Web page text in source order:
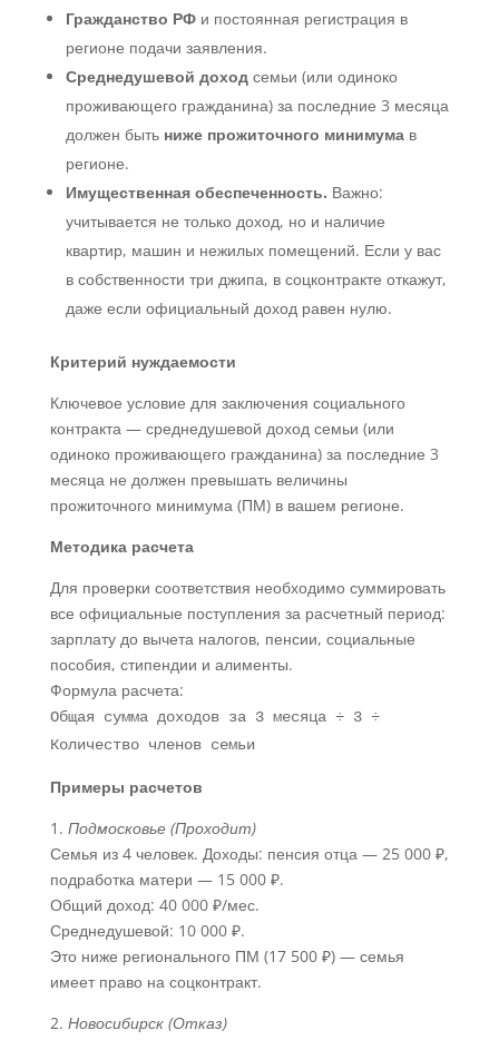
Гражданство РФи постоянная регистрация в
регионе подачи заявления.
Среднедушевой доходсемьи (или одиноко
проживающего гражданина) за последние 3 месяца
должен быть ниже прожиточного минимумав
регионе.
Имущественная обеспеченность. Важно:
учитывается не только доход, но и наличие
квартир, машин и нежилых помещений. Если у вас
в собственности три джипа, в соцконтракте откажут,
даже если официальный доход равен нулю.
Критерий нуждаемости
Ключевое условие для заключения социального
контракта — среднедушевой доход семьи (или
одиноко проживающего гражданина) за последние 3
месяца не должен превышать величины
прожиточного минимума (ПМ) в вашем регионе.
Методика расчета
Для проверки соответствия необходимо суммировать
все официальные поступления за расчетный период:
зарплату до вычета налогов, пенсии, социальные
пособия, стипендии и алименты.
Формула расчета:
Общая сумма доходов за 3 месяца ÷ 3 ÷
Количество членов семьи
Примеры расчетов
1. Подмосковье (Проходит)
Семья из 4 человек. Доходы: пенсия отца — 25 000 ₽,
подработка матери — 15 000 ₽.
Общий доход: 40 000 ₽/мес.
Среднедушевой: 10 000 ₽.
Это ниже регионального ПМ (17 500 ₽) — семья
имеет право на соцконтракт.
2. Новосибирск (Отказ)